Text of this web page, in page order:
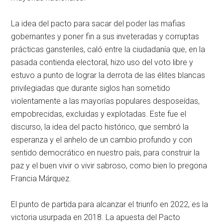
La idea del pacto para sacar del poder las mafias
gobernantes y poner fin a sus inveteradas y corruptas
prácticas gansteriles, caló entre la ciudadanía que, en la
pasada contienda electoral, hizo uso del voto libre y
estuvo a punto de lograr la derrota de las élites blancas
privilegiadas que durante siglos han sometido
violentamente a las mayorías populares desposeídas,
empobrecidas, excluidas y explotadas. Este fue el
discurso, la idea del pacto histórico, que sembró la
esperanza y el anhelo de un cambio profundo y con
sentido democrático en nuestro país, para construir la
paz y el buen vivir o vivir sabroso, como bien lo pregona
Francia Márquez.
El punto de partida para alcanzar el triunfo en 2022, es la
victoria usurpada en 2018. La apuesta del Pacto